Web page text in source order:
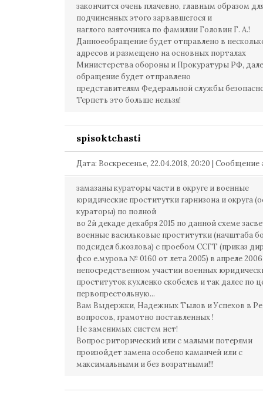
закончится очень плачевно, главным образом
подчиненных этого зарвавшегося и
наглого взяточника по фамилии Головин Г. А.!
Данноеобращение будет отправлено в
адресов и размещено на основных порталах
Министерства обороны и Прокуратуры РФ,
обращение будет отправлено
представителям Федеральной службы
Терпеть это больше нельзя!
spisoktchasti
Дата: Воскресенье, 22.04.2018, 20:20 |
замазаны кураторы части в округе и военные
юридические проститутки гарнизона и округа
кураторы) по полной
во 2й декаде декабря 2015 по данной схеме
военные васильковые проститутки (начштаба
подсидел б.козлова) с проебом ССГТ (приказ
фсо е.мурова № 0160 от лета 2005) в апреле
непосредственном участии военных
проституток кухленко скобелев и так далее по
первопрестольную...
Вам Выдержки, Надежных Тылов и Успехов в
вопросов, грамотно поставленных !
Не заменимых систем нет!
Вопрос риторический или с малыми потерями
произойдет замена особено каманчей или с
максимальными и без возратными!!!